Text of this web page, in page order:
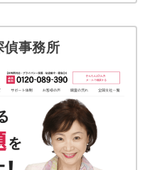
偵事務所